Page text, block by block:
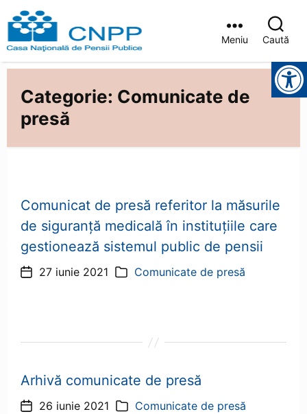
Județeană
Pensii
Meniu Caută
Instrumente pentru accesibilitate
Categorie: Comunicate de
presă
Comunicat de presă referitor la măsurile
de siguranță medicală în instituțiile care
gestionează sistemul public de pensii
Dată27 iunie 2021 Categorii
Comunicate de presă
Arhivă comunicate de presă
Dată26 iunie 2021 Categorii
Comunicate de presă